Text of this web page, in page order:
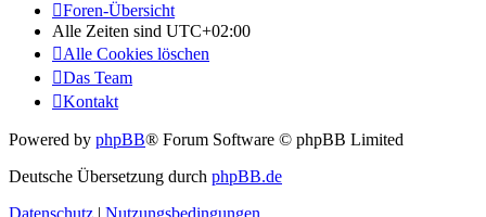
Foren-Übersicht
Alle Zeiten sind UTC+02:00
Alle Cookies löschen
Das Team
Kontakt
Powered by phpBB® Forum Software © phpBB Limited
Deutsche Übersetzung durch phpBB.de